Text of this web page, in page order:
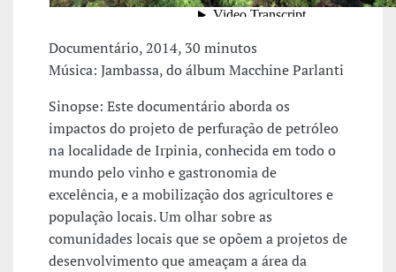
Documentário, 2014, 30 minutos
Música: Jambassa, do álbum Macchine Parlanti
Sinopse: Este documentário aborda os
impactos do projeto de perfuração de petróleo
na localidade de Irpinia, conhecida em todo o
mundo pelo vinho e gastronomia de
excelência, e a mobilização dos agricultores e
população locais. Um olhar sobre as
comunidades locais que se opõem a projetos de
desenvolvimento que ameaçam a área da